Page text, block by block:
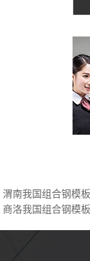
渭南我国组合钢模
商洛我国组合钢模